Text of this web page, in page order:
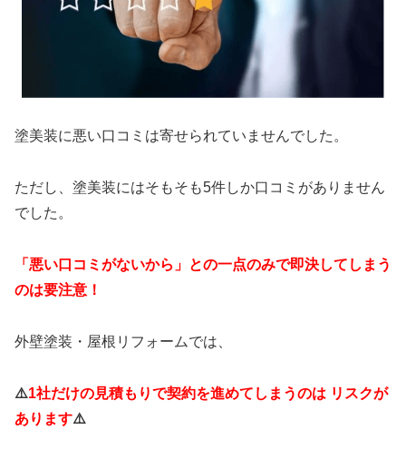
塗美装に悪い口コミは寄せられていませんでした。
ただし、塗美装にはそもそも5件しか口コミがありません
でした。
「悪い口コミがないから」との一点のみで即決してしまう
のは要注意！
外壁塗装・屋根リフォームでは、
⚠️1社だけの見積もりで契約を進めてしまうのは リスクが
あります⚠️